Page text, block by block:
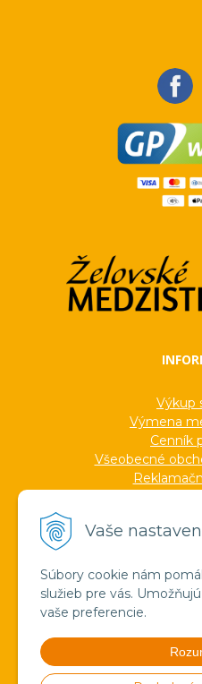
Vaše
Súbory cookie nám
služieb pre vás.
vaše preferencie.
Výkup
Výmena
Cenník
Všeobecné
Verejné
Pravda o
Spoznajte